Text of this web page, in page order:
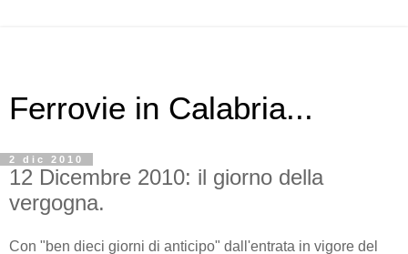
Ferrovie in Calabria...
2 dic 2010
12 Dicembre 2010: il giorno della
vergogna.
Con "ben dieci giorni di anticipo" dall'entrata in vigore del